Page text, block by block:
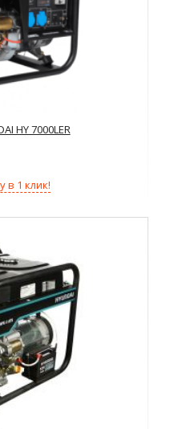
HY 7000LER
в 1 клик!